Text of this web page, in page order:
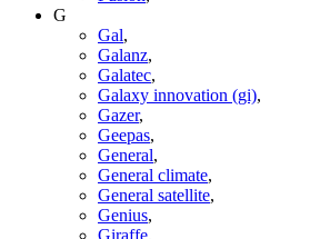
G
Gal,
Galanz,
Galatec,
Galaxy innovation (gi),
Gazer,
Geepas,
General,
General climate,
General satellite,
Genius,
Giraffe,